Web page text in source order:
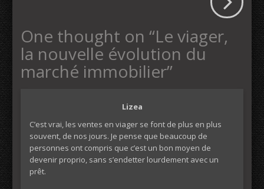
One thought on “Le viager,
la nouvelle évolution du
marché immobilier”
Lizea
C’est vrai, les ventes en viager se font de plus en plus
souvent, de nos jours. Je pense que beaucoup de
personnes ont compris que c’est un bon moyen de
devenir proprio, sans s’endetter lourdement avec un
prêt.